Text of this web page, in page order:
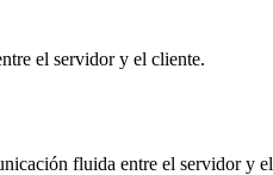
el servidor y el cliente.
fluida entre el servidor y